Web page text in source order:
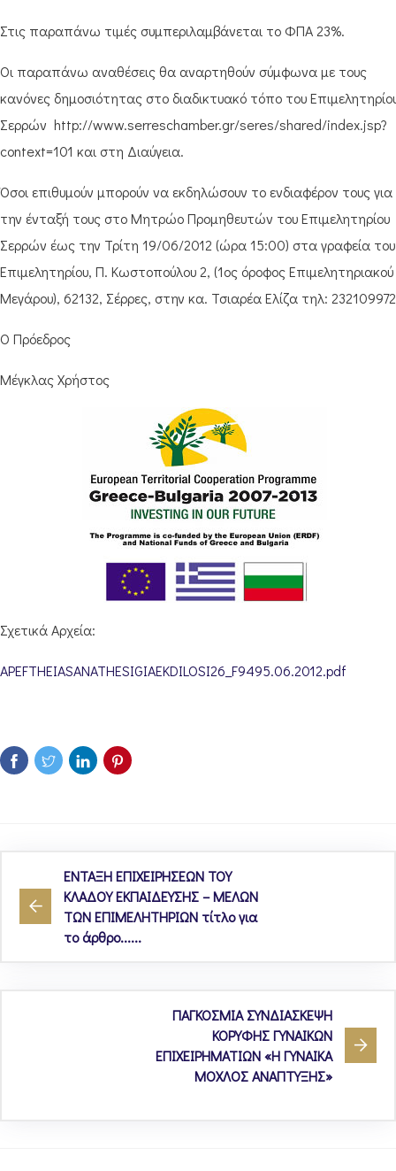
Στις παραπάνω τιμές συμπεριλαμβάνεται το ΦΠΑ 23%.
Οι παραπάνω αναθέσεις θα αναρτηθούν σύμφωνα με τους
κανόνες δημοσιότητας στο διαδικτυακό τόπο του
Σερρών http://www.serreschamber.gr/seres/shared/index.jsp?
context=101 και στη Διαύγεια.
Όσοι επιθυμούν μπορούν να εκδηλώσουν το ενδιαφέρον τους για
την ένταξή τους στο Μητρώο Προμηθευτών του Επιμελητηρίου
Σερρών έως την Τρίτη 19/06/2012 (ώρα 15:00) στα γραφεία του
Επιμελητηρίου, Π. Κωστοπούλου 2, (1ος όροφος Επιμελητηριακού
Μεγάρου), 62132, Σέρρες, στην κα. Τσιαρέα Ελίζα τηλ:
O Πρόεδρος
Μέγκλας Χρήστος
Σχετικά Αρχεία:
APEFTHEIASANATHESIGIAEKDILOSI26_F9495.06.2012.pdf
ΕΝΤΑΞΗ ΕΠΙΧΕΙΡΗΣΕΩΝ ΤΟΥ
ΚΛΑΔΟΥ ΕΚΠΑΙΔΕΥΣΗΣ – ΜΕΛΩΝ
ΤΩΝ ΕΠΙΜΕΛΗΤΗΡΙΩΝ τίτλο για
το άρθρο......
ΠΑΓΚΟΣΜΙΑ ΣΥΝΔΙΑΣΚΕΨΗ
ΚΟΡΥΦΗΣ ΓΥΝΑΙΚΩΝ
ΕΠΙΧΕΙΡΗΜΑΤΙΩΝ «Η ΓΥΝΑΙΚΑ
ΜΟΧΛΟΣ ΑΝΑΠΤΥΞΗΣ»